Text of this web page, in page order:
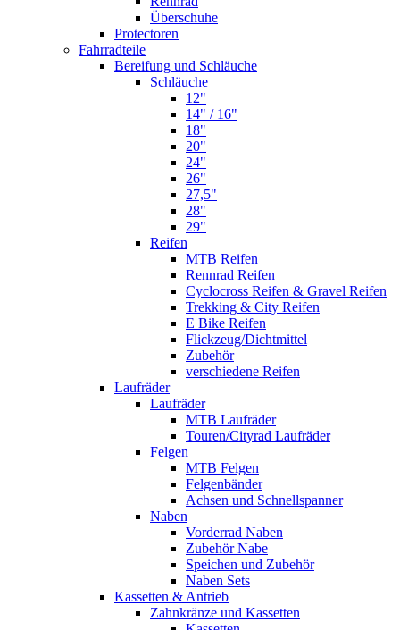
Überschuhe
Protectoren
Fahrradteile
Bereifung und Schläuche
Schläuche
12"
14" / 16"
18"
20"
24"
26"
27,5"
28"
29"
Reifen
MTB Reifen
Rennrad Reifen
Cyclocross Reifen & Gravel Reifen
Trekking & City Reifen
E Bike Reifen
Flickzeug/Dichtmittel
Zubehör
verschiedene Reifen
Laufräder
Laufräder
MTB Laufräder
Touren/Cityrad Laufräder
Felgen
MTB Felgen
Felgenbänder
Achsen und Schnellspanner
Naben
Vorderrad Naben
Zubehör Nabe
Speichen und Zubehör
Naben Sets
Kassetten & Antrieb
Zahnkränze und Kassetten